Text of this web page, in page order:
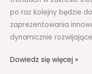
po raz kolejny będzie
zaprezentowania
dynamicznie
Dowiedz się więcej »